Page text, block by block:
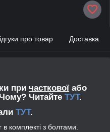
про товар Доставка
при часткової або
Читайте ТУТ.
ТУТ.
комплекті з болтами.